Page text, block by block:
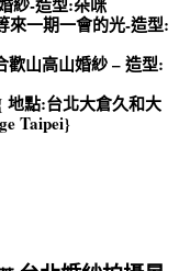
來一期一會的光-造型:
歡山高山婚紗 – 造型:
地點:台北大倉久和大
Taipei}